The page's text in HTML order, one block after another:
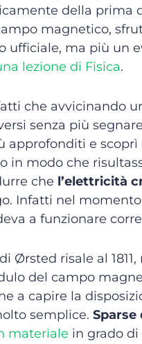
della prima
magnetico,
ufficiale, ma più un
lezione di Fisica.
che avvicinando
senza più
approfonditi e
in modo che
che l’elettricità
Infatti nel
a funzionare
Ørsted risale al
del campo
a capire la
semplice.
materiale in grado